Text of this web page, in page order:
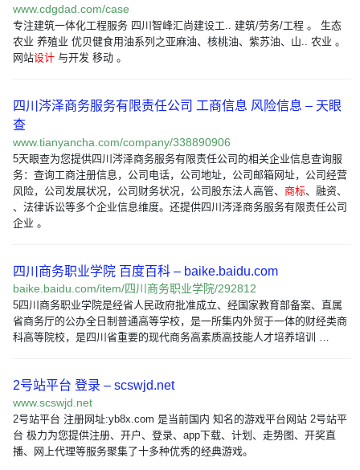
www.cdgdad.com/case
专注建筑一体化工程服务 四川智峰汇尚建设工.. 建筑/劳务/工程 。 生态
农业 养殖业 优贝健食用油系列之亚麻油、核桃油、紫苏油、山.. 农业 。
网站设计 与开发 移动 。
四川涔泽商务服务有限责任公司 工商信息 风险信息 – 天眼
查
www.tianyancha.com/company/338890906
5天眼查为您提供四川涔泽商务服务有限责任公司的相关企业信息查询服
务：查询工商注册信息，公司电话，公司地址，公司邮箱网址，公司经营
风险，公司发展状况，公司财务状况，公司股东法人高管、 商标、融资、
、法律诉讼等多个企业信息维度。还提供四川涔泽商务服务有限责任公司
企业 。
四川商务职业学院 百度百科 – baike.baidu.com
baike.baidu.com/item/四川商务职业学院/292812
5四川商务职业学院是经省人民政府批准成立、经国家教育部备案、直属
省商务厅的公办全日制普通高等学校，是一所集内外贸于一体的财经类商
科高等院校，是四川省重要的现代商务高素质高技能人才培养培训 …
2号站平台 登录 – scswjd.net
www.scswjd.net
2号站平台 注册网址:yb8x.com 是当前国内 知名的游戏平台网站 2号站平
台 极力为您提供注册、开户、登录、app下载、计划、走势图、开奖直
播、网上代理等服务聚集了十多种优秀的经典游戏。